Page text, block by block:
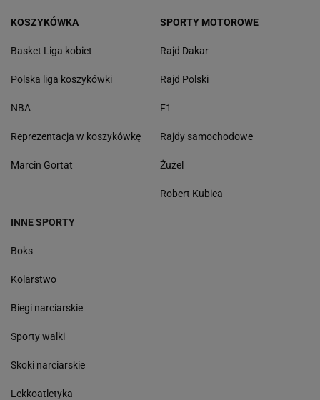
KOSZYKÓWKA
Basket Liga kobiet
Polska liga koszykówki
NBA
Reprezentacja w koszykówkę
Marcin Gortat
SPORTY MOTOROWE
Rajd Dakar
Rajd Polski
F1
Rajdy samochodowe
Żużel
Robert Kubica
INNE SPORTY
Boks
Kolarstwo
Biegi narciarskie
Sporty walki
Skoki narciarskie
Lekkoatletyka